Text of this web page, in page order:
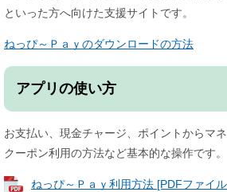
といった方へ向けた支援サイトです。
ねっぴ～Ｐａｙのダウンロードの方法
アプリの使い方
お支払い、現金チャージ、ポイントからマ
クーポン利用の方法など基本的な操作です。
ねっぴ～Ｐａｙ利用方法 [PDFファイ